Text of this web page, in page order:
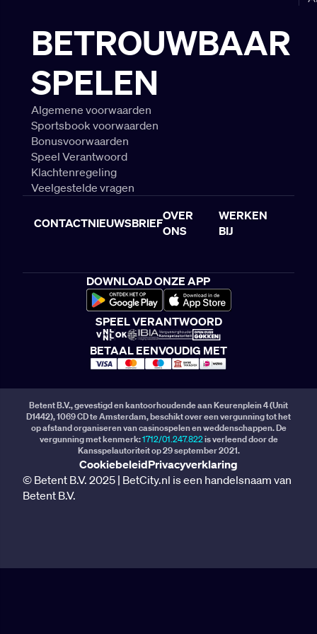
BETROUWBAAR
SPELEN
Algemene voorwaarden
Sportsbook voorwaarden
Bonusvoorwaarden
Speel Verantwoord
Klachtenregeling
Veelgestelde vragen
CONTACTNIEUWSBRIEF
OVER
ONS
WERKEN
BIJ
DOWNLOAD ONZE APP
SPEEL VERANTWOORD
BETAAL EENVOUDIG MET
Betent B.V., gevestigd en kantoorhoudende aan Keurenplein 4 (Unit
D1442), 1069 CD te Amsterdam, beschikt over een vergunning tot het
op afstand organiseren van casinospelen en weddenschappen. De
vergunning met kenmerk:1712/01.247.822is verleend door de
Kansspelautoriteit op 29 september 2021.
CookiebeleidPrivacyverklaring
© Betent B.V. 2025 | BetCity.nl is een handelsnaam van
Betent B.V.